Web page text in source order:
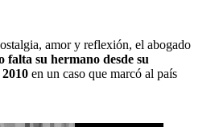
amor y reflexión, el abogado
falta su hermano desde su
en un caso que marcó al país